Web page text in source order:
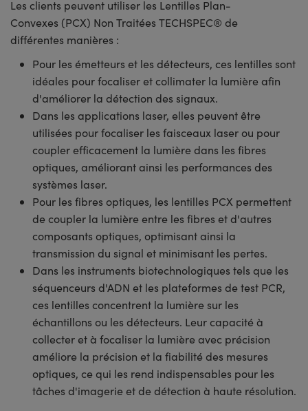
Les clients peuvent utiliser les Lentilles Plan-
Convexes (PCX) Non Traitées TECHSPEC® de
différentes manières :
Pour les émetteurs et les détecteurs, ces lentilles sont
idéales pour focaliser et collimater la lumière afin
d'améliorer la détection des signaux.
Dans les applications laser, elles peuvent être
utilisées pour focaliser les faisceaux laser ou pour
coupler efficacement la lumière dans les fibres
optiques, améliorant ainsi les performances des
systèmes laser.
Pour les fibres optiques, les lentilles PCX permettent
de coupler la lumière entre les fibres et d'autres
composants optiques, optimisant ainsi la
transmission du signal et minimisant les pertes.
Dans les instruments biotechnologiques tels que les
séquenceurs d'ADN et les plateformes de test PCR,
ces lentilles concentrent la lumière sur les
échantillons ou les détecteurs. Leur capacité à
collecter et à focaliser la lumière avec précision
améliore la précision et la fiabilité des mesures
optiques, ce qui les rend indispensables pour les
tâches d'imagerie et de détection à haute résolution.